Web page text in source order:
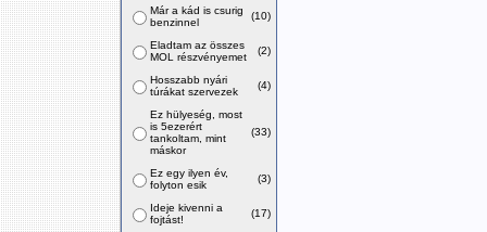
Már a kád is csurig
benzinnel
(10)
Eladtam az összes
MOL részvényemet
(2)
Hosszabb nyári
túrákat szervezek
(4)
Ez hülyeség, most
is 5ezerért
tankoltam, mint
máskor
(33)
Ez egy ilyen év,
folyton esik
(3)
Ideje kivenni a
fojtást!
(17)